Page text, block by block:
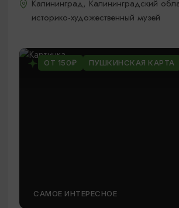
Калининград, Калининградский
историко-художественный музей
ОТ 150₽ ПУШКИНСКАЯ КАРТА
САМОЕ ИНТЕРЕСНОЕ